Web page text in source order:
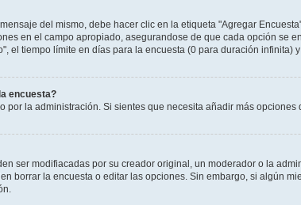
del mismo, debe hacer clic en la etiqueta "Agregar
en el campo apropiado, asegurandose de que cada opción
el tiempo límite en días para la encuesta (0 para duración infinita)
encuesta?
por la administración. Si sientes que necesita añadir más
ser modifiacadas por su creador original, un moderador o la
borrar la encuesta o editar las opciones. Sin embargo, si algún